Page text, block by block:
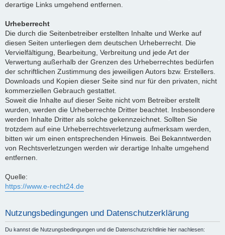
derartige Links umgehend entfernen.
Urheberrecht
Die durch die Seitenbetreiber erstellten Inhalte und Werke auf
diesen Seiten unterliegen dem deutschen Urheberrecht. Die
Vervielfältigung, Bearbeitung, Verbreitung und jede Art der
Verwertung außerhalb der Grenzen des Urheberrechtes bedürfen
der schriftlichen Zustimmung des jeweiligen Autors bzw. Erstellers.
Downloads und Kopien dieser Seite sind nur für den privaten, nicht
kommerziellen Gebrauch gestattet.
Soweit die Inhalte auf dieser Seite nicht vom Betreiber erstellt
wurden, werden die Urheberrechte Dritter beachtet. Insbesondere
werden Inhalte Dritter als solche gekennzeichnet. Sollten Sie
trotzdem auf eine Urheberrechtsverletzung aufmerksam werden,
bitten wir um einen entsprechenden Hinweis. Bei Bekanntwerden
von Rechtsverletzungen werden wir derartige Inhalte umgehend
entfernen.
Quelle:
https://www.e-recht24.de
Nutzungsbedingungen und Datenschutzerklärung
Du kannst die Nutzungsbedingungen und die Datenschutzrichtlinie hier nachlesen: